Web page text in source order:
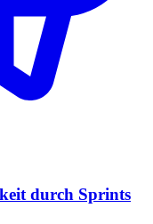
durch Sprints